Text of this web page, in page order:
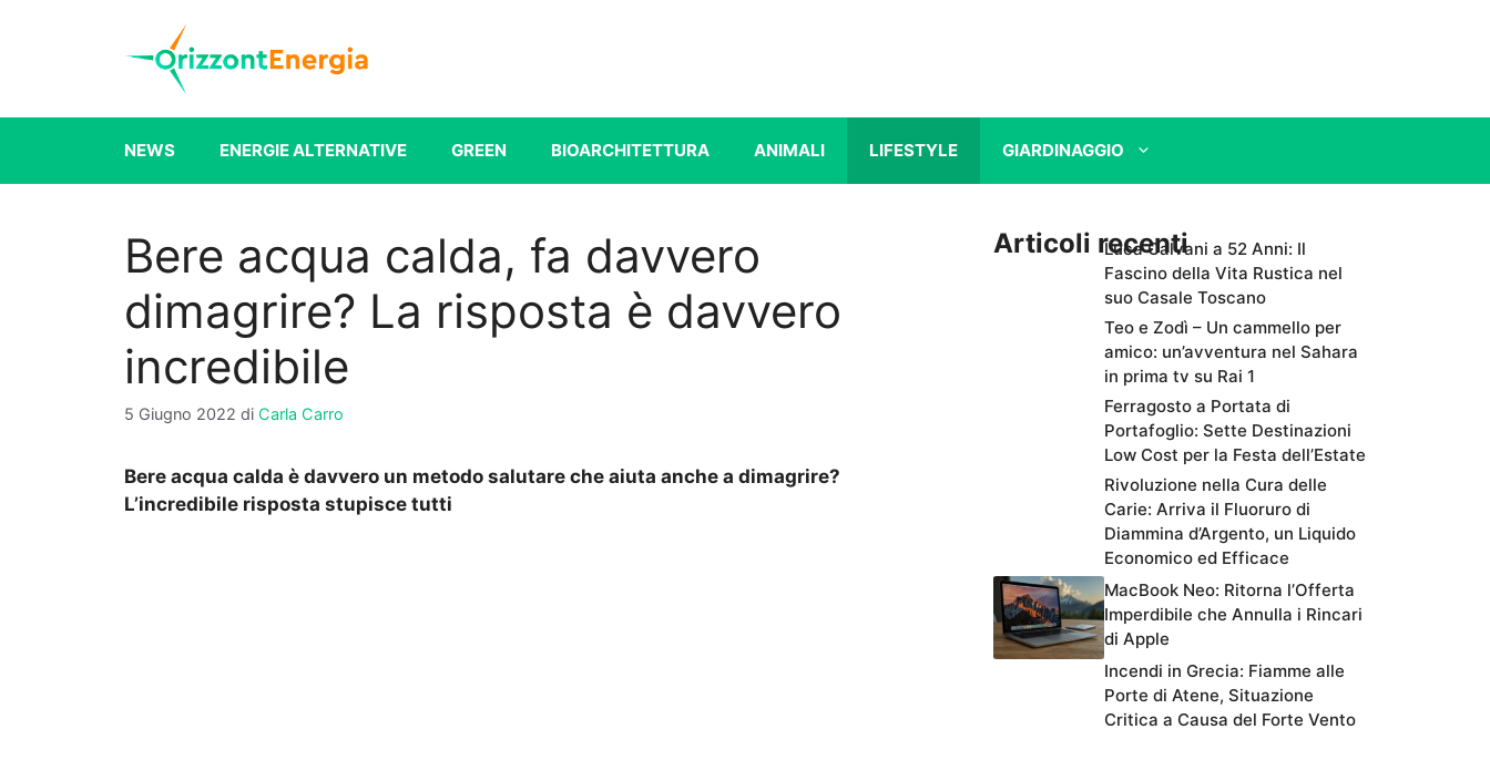
NEWS ENERGIE ALTERNATIVE GREEN BIOARCHITETTURA ANIMALI LIFESTYLE GIARDINAGGIO
Bere acqua calda, fa davvero
dimagrire? La risposta è davvero
incredibile
5 Giugno 2022 di Carla Carro
Bere acqua calda è davvero un metodo salutare che aiuta anche a dimagrire?
L’incredibile risposta stupisce tutti
Articoli recentiLuca Calvani a 52 Anni: Il
Fascino della Vita Rustica nel
suo Casale Toscano
Teo e Zodì – Un cammello per
amico: un’avventura nel Sahara
in prima tv su Rai 1
Ferragosto a Portata di
Portafoglio: Sette Destinazioni
Low Cost per la Festa dell’Estate
Rivoluzione nella Cura delle
Carie: Arriva il Fluoruro di
Diammina d’Argento, un Liquido
Economico ed Efficace
MacBook Neo: Ritorna l’Offerta
Imperdibile che Annulla i Rincari
di Apple
Incendi in Grecia: Fiamme alle
Porte di Atene, Situazione
Critica a Causa del Forte Vento